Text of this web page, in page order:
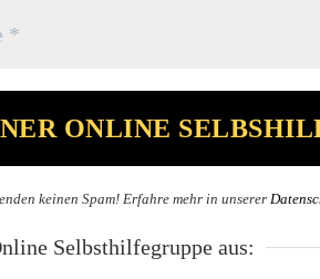
keinen Spam! Erfahre mehr in unserer
Selbsthilfegruppe aus: